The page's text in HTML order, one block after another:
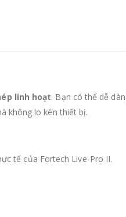
linh hoạt. Bạn có thể dễ
không lo kén thiết bị.
tế của Fortech Live-Pro II.